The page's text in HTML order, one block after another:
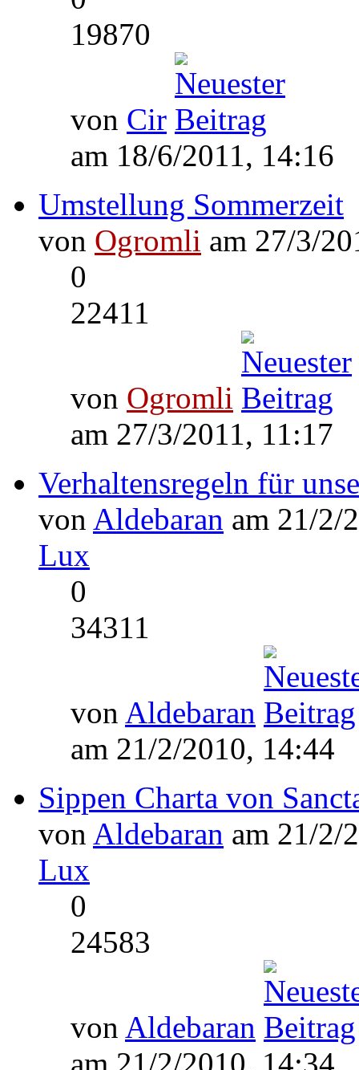
19870
von Cir
am 18/6/2011, 14:16
Umstellung Sommerzeit
von Ogromli am 27/3/
0
22411
von Ogromli
am 27/3/2011, 11:17
Verhaltensregeln für
von Aldebaran am 21/2/
Lux
0
34311
von Aldebaran
am 21/2/2010, 14:44
Sippen Charta von
von Aldebaran am 21/2/
Lux
0
24583
von Aldebaran
am 21/2/2010, 14:34